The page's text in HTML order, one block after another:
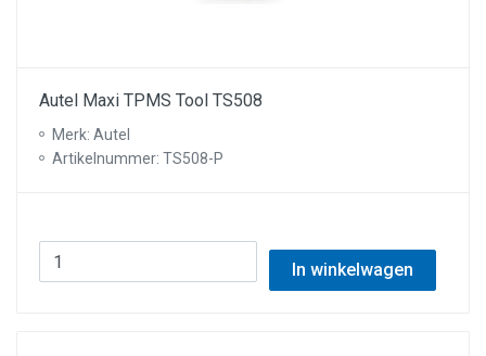
Autel Maxi TPMS Tool TS508
Merk: Autel
Artikelnummer: TS508-P
In winkelwagen